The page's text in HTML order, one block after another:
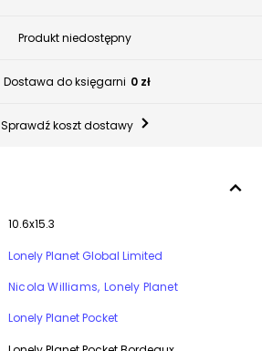
Produkt niedostępny
Dostawa do księgarni 0 zł
Sprawdź koszt dostawy
10.6x15.3
Lonely Planet Global Limited
Nicola Williams Lonely Planet
Lonely Planet Pocket